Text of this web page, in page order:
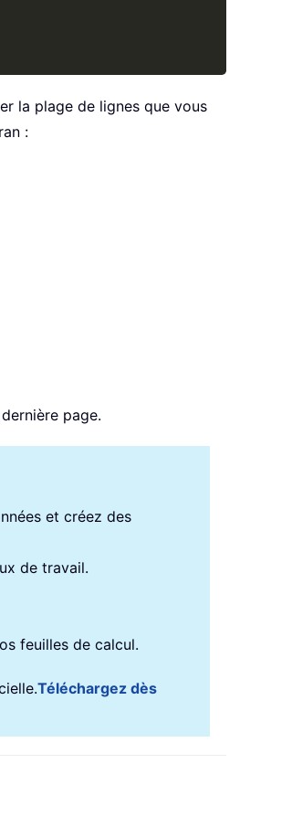
la plage de lignes que vous
:
page.
et créez des
de travail.
feuilles de calcul.
Téléchargez dès